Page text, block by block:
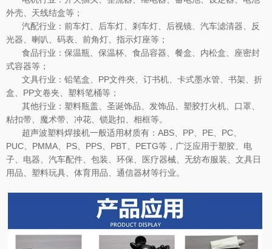
外壳、天线结盒等；
汽配行业：前车灯、后车灯、剎车灯、后视镜、汽车滤清器、反
光器、喇叭、码表、前角灯、指示灯座等；
食品行业：保温瓶、保温杯、食品容器、餐盒、内松盒、座密封
式容器等；
文具行业：铅笔盒、PP文件夾、订书机、卡式墨水管、书架、折
盒、PP文卷夹、塑料笔桶等；
其他行业：塑料瓶盖、圣诞饰品、发饰品、塑胶打火机、口罩、
粘扣带、魔术带、冲花、锁匙扣、相框等。
超声波塑料焊接机一般适用材质有：ABS、PP、PE、PC、
PUC、PMMA、PS、PPS、PBT、PETG等，广泛应用于塑胶、电
子、电器、汽车配件、包装、环保、医疗器械、无纺布服装、文具日
用品、塑料玩具、体育用品、通信器材等行业。